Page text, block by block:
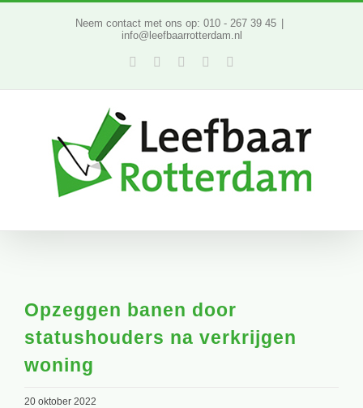
Neem contact met ons op: 010 - 267 39 45
info@leefbaarrotterdam.nl
Facebook
TwitterYouTubeLinkedIn
Opzeggen banen door
statushouders na verkrijgen
woning
20 oktober 2022